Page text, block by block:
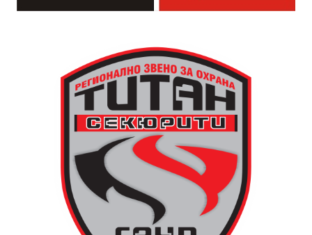
13 АВГУСТ (четвъртък)
19:00ч Групова тренировка с Йоанна Петрова от
транспорт до местността Градище. Електрическият
автобус ще тръгне в 19:30 ч. от пл. „Възраждане“, а
обратно към града в 00:00 ч. – от паркинга до
поляната. Вземете със себе си връхна дреха и одеяло
или шалте! За повече информация тел. 0887907075.